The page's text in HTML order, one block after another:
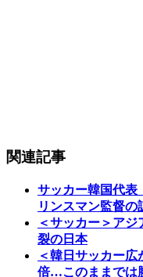
関連記事
サッカー韓国代
リンスマン監督の
＜サッカー＞ア
裂の日本
＜韓日サッカー
倍…このままでは